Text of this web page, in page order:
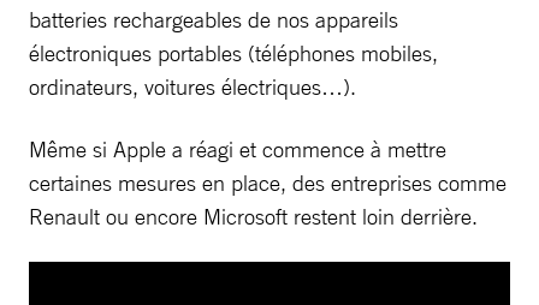
batteries rechargeables de nos appareils
électroniques portables (téléphones mobiles,
ordinateurs, voitures électriques…).
Même si Apple a réagi et commence à mettre
certaines mesures en place, des entreprises comme
Renault ou encore Microsoft restent loin derrière.